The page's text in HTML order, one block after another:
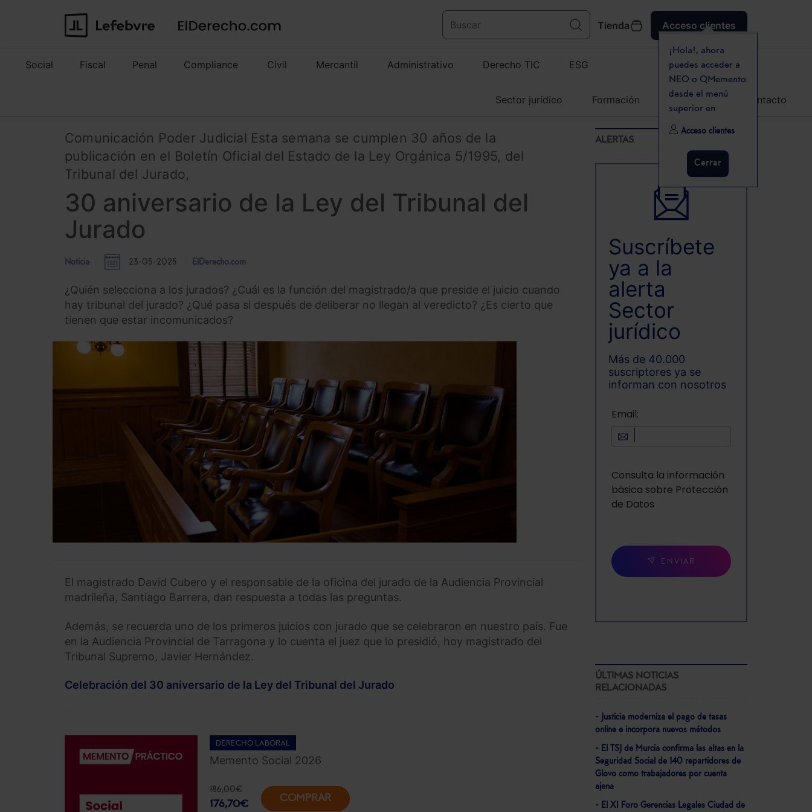
Tienda Acceso clientes
¡Hola!, ahora
puedes acceder a
NEO o QMemento
desde el menú
superior en
Acceso clientes
Cerrar
Social Fiscal Penal Compliance Civil Mercantil Administrativo Derecho TIC ESG
Sector jurídico Formación Agenda Contacto
Comunicación Poder Judicial Esta semana se cumplen 30 años de la
publicación en el Boletín Oficial del Estado de la Ley Orgánica 5/1995, del
Tribunal del Jurado,
30 aniversario de la Ley del Tribunal del
Jurado
Noticia 23-05-2025 ElDerecho.com
¿Quién selecciona a los jurados? ¿Cuál es la función del magistrado/a que preside el juicio cuando
hay tribunal del jurado? ¿Qué pasa si después de deliberar no llegan al veredicto? ¿Es cierto que
tienen que estar incomunicados?
El magistrado David Cubero y el responsable de la oficina del jurado de la Audiencia Provincial
madrileña, Santiago Barrera, dan respuesta a todas las preguntas.
Además, se recuerda uno de los primeros juicios con jurado que se celebraron en nuestro país. Fue
en la Audiencia Provincial de Tarragona y lo cuenta el juez que lo presidió, hoy magistrado del
Tribunal Supremo, Javier Hernández.
Celebración del 30 aniversario de la Ley del Tribunal del Jurado
DERECHO LABORAL
Memento Social 2026
186,00€
176,70€
COMPRAR
ALERTAS
Suscríbete
ya a la
alerta
Sector
jurídico
Más de 40.000
suscriptores ya se
informan con nosotros
Email:
Consulta la información
básica sobre Protección
de Datos
ENVIAR
ÚLTIMAS NOTICIAS
RELACIONADAS
- Justicia moderniza el pago de tasas
online e incorpora nuevos métodos
- El TSJ de Murcia confirma las altas en la
Seguridad Social de 140 repartidores de
Glovo como trabajadores por cuenta
ajena
- El XI Foro Gerencias Legales Ciudad de